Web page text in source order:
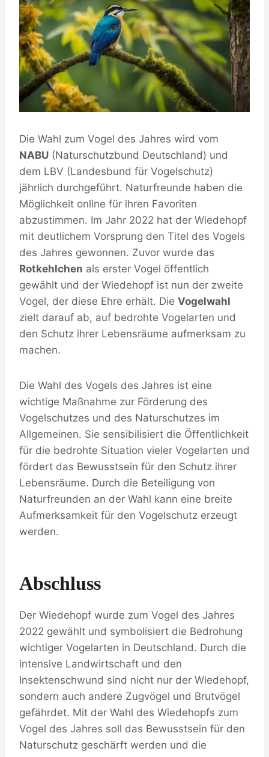
Die Wahl zum Vogel des Jahres wird vom
NABU (Naturschutzbund Deutschland) und
dem LBV (Landesbund für Vogelschutz)
jährlich durchgeführt. Naturfreunde haben die
Möglichkeit online für ihren Favoriten
abzustimmen. Im Jahr 2022 hat der Wiedehopf
mit deutlichem Vorsprung den Titel des Vogels
des Jahres gewonnen. Zuvor wurde das
Rotkehlchen als erster Vogel öffentlich
gewählt und der Wiedehopf ist nun der zweite
Vogel, der diese Ehre erhält. Die Vogelwahl
zielt darauf ab, auf bedrohte Vogelarten und
den Schutz ihrer Lebensräume aufmerksam zu
machen.
Die Wahl des Vogels des Jahres ist eine
wichtige Maßnahme zur Förderung des
Vogelschutzes und des Naturschutzes im
Allgemeinen. Sie sensibilisiert die Öffentlichkeit
für die bedrohte Situation vieler Vogelarten und
fördert das Bewusstsein für den Schutz ihrer
Lebensräume. Durch die Beteiligung von
Naturfreunden an der Wahl kann eine breite
Aufmerksamkeit für den Vogelschutz erzeugt
werden.
Abschluss
Der Wiedehopf wurde zum Vogel des Jahres
2022 gewählt und symbolisiert die Bedrohung
wichtiger Vogelarten in Deutschland. Durch die
intensive Landwirtschaft und den
Insektenschwund sind nicht nur der Wiedehopf,
sondern auch andere Zugvögel und Brutvögel
gefährdet. Mit der Wahl des Wiedehopfs zum
Vogel des Jahres soll das Bewusstsein für den
Naturschutz geschärft werden und die